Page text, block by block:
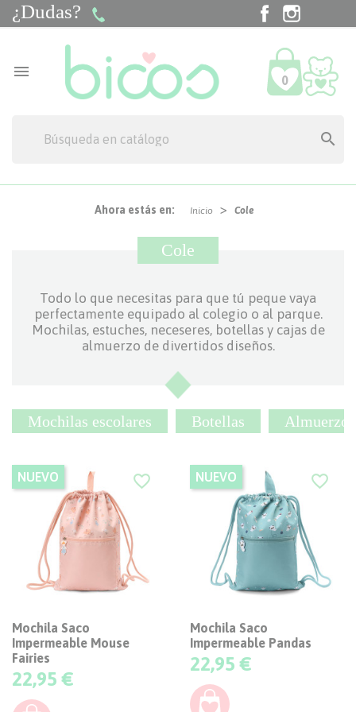
¿Dudas? Facebook
 0

Ahora estás en: Inicio Cole
Cole
Todo lo que necesitas para que tú peque vaya
perfectamente equipado al colegio o al parque.
Mochilas, estuches, neceseres, botellas y cajas de
almuerzo de divertidos diseños.
Mochilas escolares Botellas Almuerzo
Mochila Saco
Impermeable Mouse
Fairies
Precio
22,95 €
NUEVO favorite_border
Mochila Saco
Impermeable Pandas
Precio
22,95 €
NUEVO favorite_border